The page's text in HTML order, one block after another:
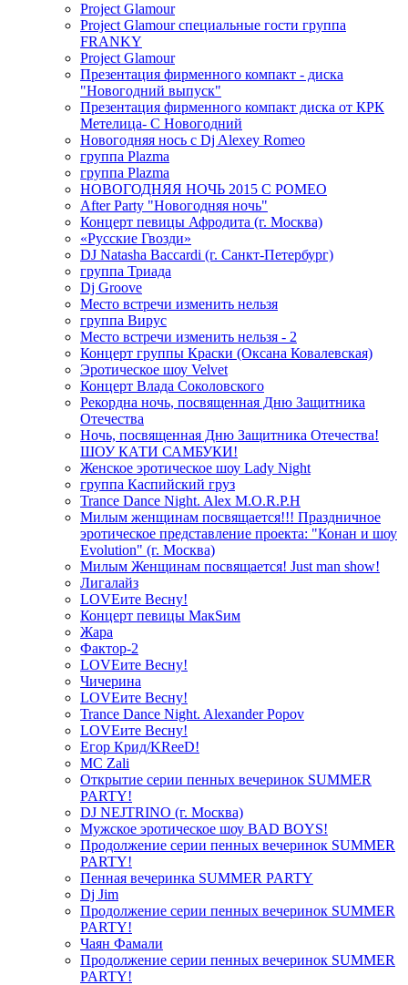
Project Glamour
Project Glamour специальные гости группа
FRANKY
Project Glamour
Презентация фирменного компакт - диска
"Новогодний выпуск"
Презентация фирменного компакт диска от КРК
Метелица- С Новогодний
Новогодняя нось с Dj Alexey Romeo
группа Plazma
группа Plazma
НОВОГОДНЯЯ НОЧЬ 2015 C РОМЕО
After Party "Новогодняя ночь"
Концерт певицы Афродита (г. Москва)
«Русские Гвозди»
DJ Natasha Baccardi (г. Санкт-Петербург)
группа Триада
Dj Groove
Место встречи изменить нельзя
группа Вирус
Место встречи изменить нельзя - 2
Концерт группы Краски (Оксана Ковалевская)
Эротическое шоу Velvet
Концерт Влада Соколовского
Рекордна ночь, посвященная Дню Защитника
Отечества
Ночь, посвященная Дню Защитника Отечества!
ШОУ КАТИ САМБУКИ!
Женское эротическое шоу Lady Night
группа Каспийский груз
Trance Dance Night. Alex M.O.R.P.H
Милым женщинам посвящается!!! Праздничное
эротическое представление проекта: "Конан и шоу
Evolution" (г. Москва)
Милым Женщинам посвящается! Just man show!
Лигалайз
LOVEите Весну!
Концерт певицы МакSим
Жара
Фактор-2
LOVEите Весну!
Чичерина
LOVEите Весну!
Trance Dance Night. Alexander Popov
LOVEите Весну!
Егор Крид/KReeD!
MC Zali
Открытие серии пенных вечеринок SUMMER
PARTY!
DJ NEJTRINO (г. Москва)
Мужское эротическое шоу BAD BOYS!
Продолжение серии пенных вечеринок SUMMER
PARTY!
Пенная вечеринка SUMMER PARTY
Dj Jim
Продолжение серии пенных вечеринок SUMMER
PARTY!
Чаян Фамали
Продолжение серии пенных вечеринок SUMMER
PARTY!